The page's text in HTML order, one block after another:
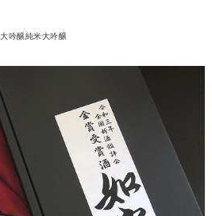
吟醸純米大吟醸